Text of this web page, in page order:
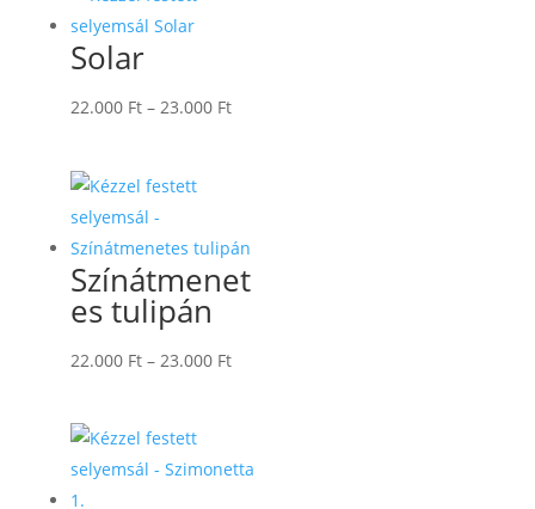
Solar
22.000 Ft – 23.000 FtÁrtartomány:
Színátmenet
es tulipán
22.000 Ft – 23.000 FtÁrtartomány: